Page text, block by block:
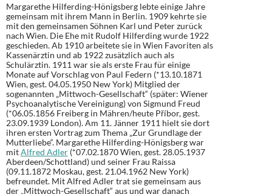
Margarethe Hilferding-Hönigsberg lebte einige Jahre
gemeinsam mit ihrem Mann in Berlin. 1909 kehrte sie
mit den gemeinsamen Söhnen Karl und Peter zurück
nach Wien. Die Ehe mit Rudolf Hilferding wurde 1922
geschieden. Ab 1910 arbeitete sie in Wien Favoriten als
Kassenärztin und ab 1922 zusätzlich auch als
Schulärztin. 1911 war sie als erste Frau für einige
Monate auf Vorschlag von Paul Federn (*13.10.1871
Wien, gest. 04.05.1950 New York) Mitglied der
sogenannten „Mittwoch-Gesellschaft“ (später: Wiener
Psychoanalytische Vereinigung) von Sigmund Freud
(*06.05.1856 Freiberg in Mähren/heute Příbor, gest.
23.09.1939 London). Am 11. Jänner 1911 hielt sie dort
ihren ersten Vortrag zum Thema „Zur Grundlage der
Mutterliebe“. Margarethe Hilferding-Hönigsberg war
mitAlfred Adler (*07.02.1870 Wien, gest. 28.05.1937
Aberdeen/Schottland) und seiner Frau Raissa
(09.11.1872 Moskau, gest. 21.04.1962 New York)
befreundet. Mit Alfred Adler trat sie gemeinsam aus
der „Mittwoch-Gesellschaft“ aus und war danach